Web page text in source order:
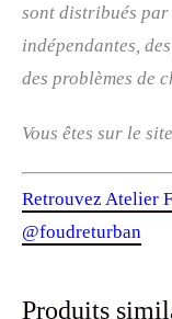
sont distribués par
indépendantes,
des problèmes de
Vous êtes sur le
Retrouvez Atelier
@foudreturban
Produits